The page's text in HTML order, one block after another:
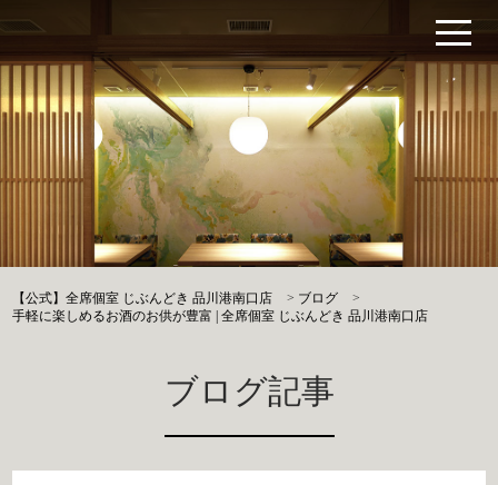
【公式】全席個室 じぶんどき 品川港南口店 > ブログ
>
手軽に楽しめるお酒のお供が豊富 | 全席個室 じぶんどき 品川港南口店
ブログ記事